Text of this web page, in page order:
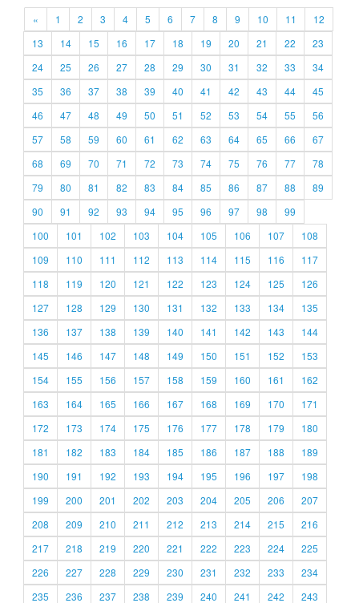
« 1 2 3 4 5 6 7 8 9 10 11
12
13
14 15 16 17 18 19 20 21 22
23
24
25 26 27 28 29 30 31 32 33
34
35
36 37 38 39 40 41 42 43 44
45
46
47 48 49 50 51 52 53 54 55
56
57
58 59 60 61 62 63 64 65 66
67
68
69 70 71 72 73 74 75 76 77
78
79
80 81 82 83 84 85 86 87 88
89
90
91 92 93 94 95 96 97 98
99
100
101 102 103 104 105 106 107
108
109
110 111 112 113 114 115 116
117
118
119 120 121 122 123 124 125
126
127
128 129 130 131 132 133 134
135
136
137 138 139 140 141 142 143
144
145
146 147 148 149 150 151 152
153
154
155 156 157 158 159 160 161
162
163
164 165 166 167 168 169 170
171
172
173 174 175 176 177 178 179
180
181
182 183 184 185 186 187 188
189
190
191 192 193 194 195 196 197
198
199
200 201 202 203 204 205 206
207
208
209 210 211 212 213 214 215
216
217
218 219 220 221 222 223 224
225
226
227 228 229 230 231 232 233
234
235
236 237 238 239 240 241 242 243